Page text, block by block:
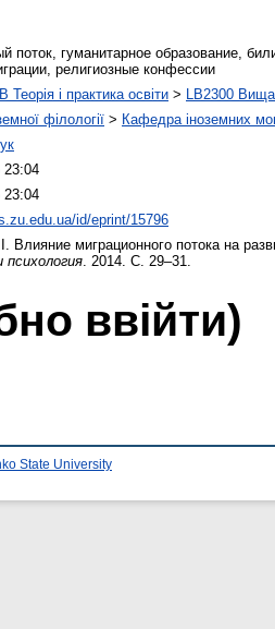
поток, гуманитарное образование,
религиозные конфессии
Теорія і практика освіти > LB2300 Вища
філології > Кафедра іноземних
23:04
23:04
id/eprint/15796
Влияние миграционного потока на
психология . 2014. С. 29–31.
ввійти)
State University